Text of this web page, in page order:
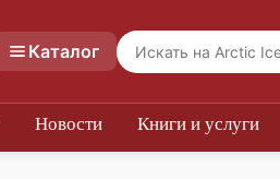
Каталог
Новости Книги и услуги